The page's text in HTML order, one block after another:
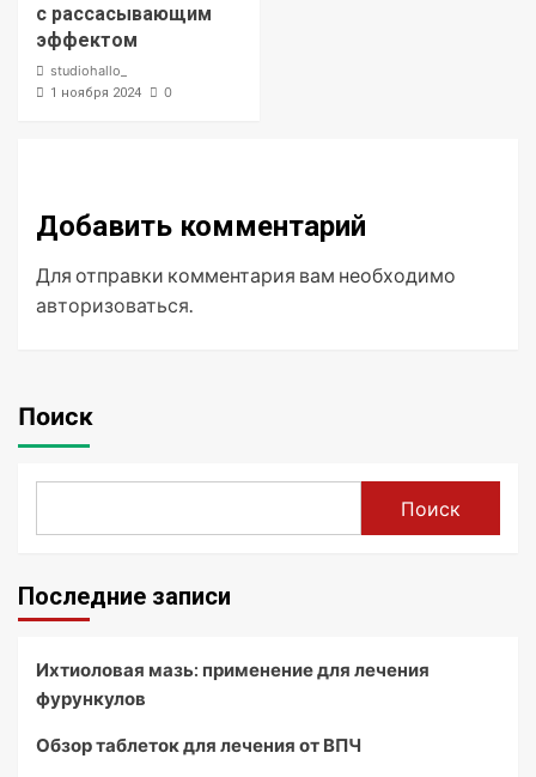
с рассасывающим
эффектом
studiohallo_
1 ноября 2024 0
Добавить комментарий
Для отправки комментария вам необходимо
авторизоваться.
Поиск
Поиск
Последние записи
Ихтиоловая мазь: применение для лечения
фурункулов
Обзор таблеток для лечения от ВПЧ